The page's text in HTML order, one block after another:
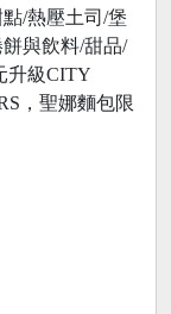
/熱壓土司/堡
與飲料/甜品/
升級CITY
，聖娜麵包限